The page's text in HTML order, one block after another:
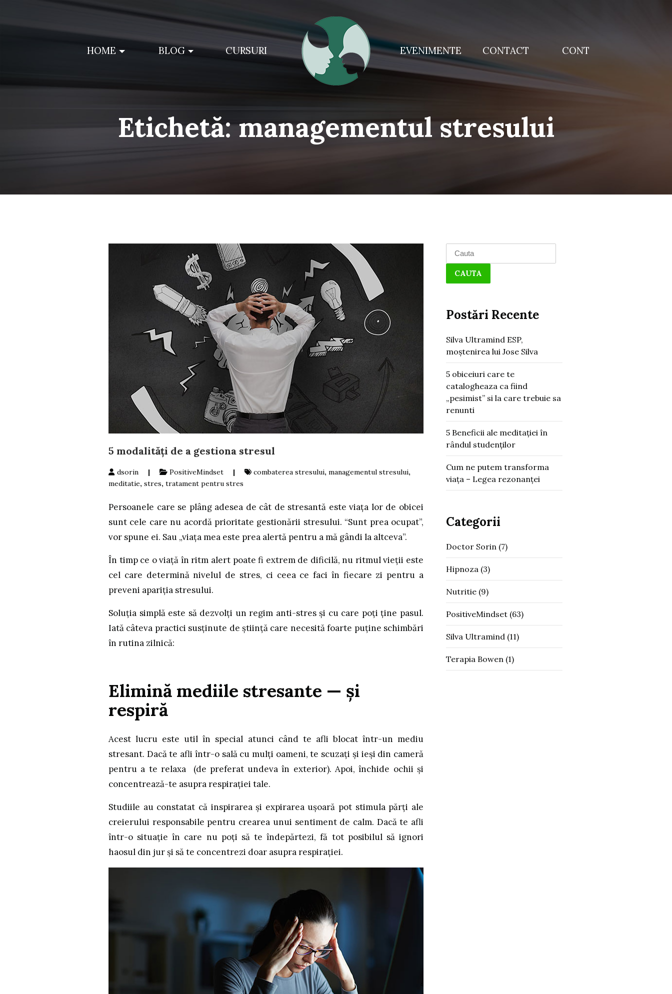
HOME BLOG CURSURI EVENIMENTE CONTACT CONT
Etichetă:managementul stresului
5 modalități de a gestiona stresul
dsorin | PositiveMindset | combaterea stresului, managementul stresului,
meditatie, stres, tratament pentru stres
Persoanele care se plâng adesea de cât de stresantă este viața lor de obicei
sunt cele care nu acordă prioritate gestionării stresului. “Sunt prea ocupat”,
vor spune ei. Sau „viața mea este prea alertă pentru a mă gândi la altceva”.
În timp ce o viață în ritm alert poate fi extrem de dificilă, nu ritmul vieții este
cel care determină nivelul de stres, ci ceea ce faci în fiecare zi pentru a
preveni apariția stresului.
Soluția simplă este să dezvolți un regim anti-stres și cu care poți ține pasul.
Iată câteva practici susținute de știință care necesită foarte puține schimbări
în rutina zilnică:
Elimină mediile stresante — și
respiră
Acest lucru este util în special atunci când te afli blocat într-un mediu
stresant. Dacă te afli într-o sală cu mulți oameni, te scuzați și ieși din cameră
pentru a te relaxa (de preferat undeva în exterior). Apoi, închide ochii și
concentrează-te asupra respirației tale.
Studiile au constatat că inspirarea și expirarea ușoară pot stimula părți ale
creierului responsabile pentru crearea unui sentiment de calm. Dacă te afli
într-o situație în care nu poți să te îndepărtezi, fă tot posibilul să ignori
haosul din jur și să te concentrezi doar asupra respirației.
Search
for:
Postări Recente
Silva Ultramind ESP,
moștenirea lui Jose Silva
5 obiceiuri care te
catalogheaza ca fiind
„pesimist” si la care trebuie sa
renunti
5 Beneficii ale meditației în
rândul studenților
Cum ne putem transforma
viața – Legea rezonanței
Categorii
Doctor Sorin (7)
Hipnoza (3)
Nutritie (9)
PositiveMindset (63)
Silva Ultramind (11)
Terapia Bowen (1)